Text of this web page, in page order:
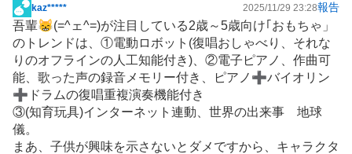
掲
示
板
記
事
kaz***** 2025/11/29 23:28報告
吾輩😸(=^ェ^=)が注目している2歳～5歳向け｢おもちゃ」
のトレンドは、①電動 ロボット (復唱おしゃべり、それな
りのオフラインの 人工知能付き)、②電子ピアノ、作曲可
能、歌った声の録音メモリー付き、ピアノ➕バイオリン
➕ドラムの復唱重複演奏機能付き
③(知育玩具)インターネット 連動、世界の出来事 地球
儀。
まあ、子供が興味を示さないとダメですから、 キャラクタ